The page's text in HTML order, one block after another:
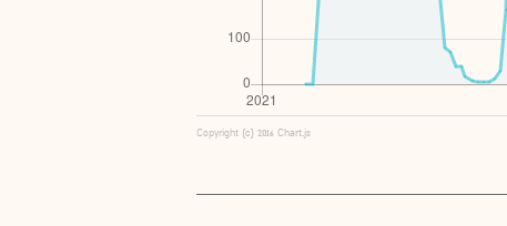
Copyright (c) 2016 Chart.js